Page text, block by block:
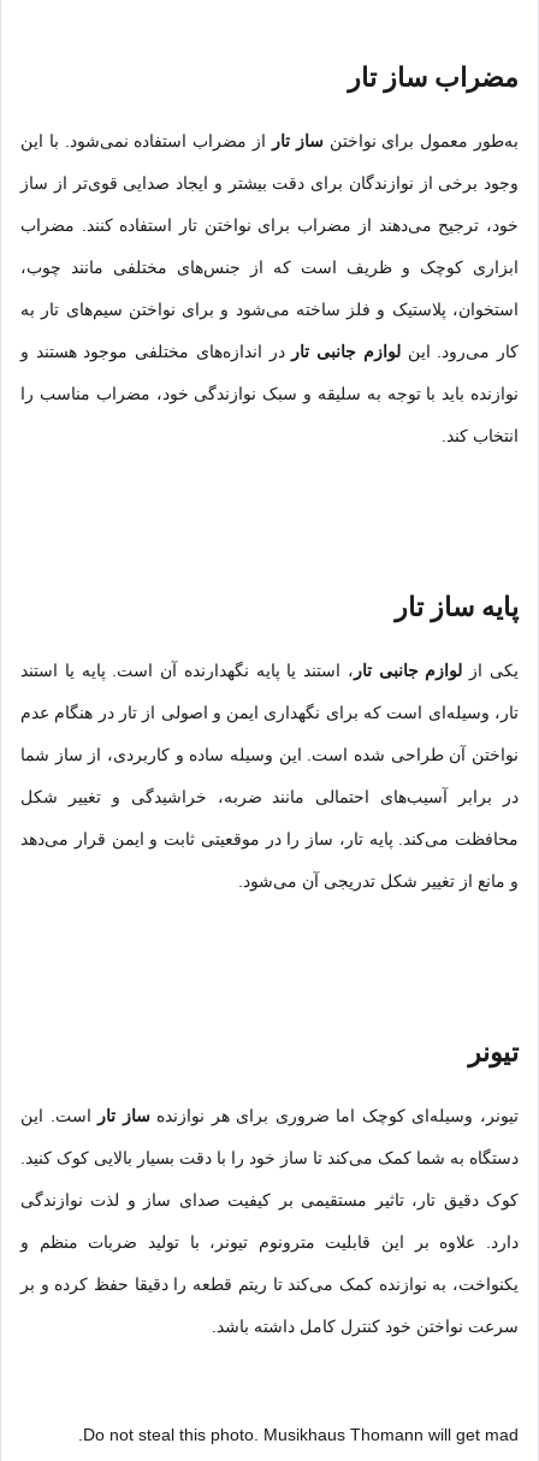
مضراب ساز تار
به‌طور معمول برای نواختنساز تار از مضراب استفاده نمی‌شود. با این
وجود برخی از نوازندگان برای دقت بیشتر و ایجاد صدایی قوی‌تر از ساز
خود، ترجیح می‌دهند از مضراب برای نواختن تار استفاده کنند. مضراب
ابزاری کوچک و ظریف است که از جنس‌های مختلفی مانند چوب،
استخوان، پلاستیک و فلز ساخته می‌شود و برای نواختن سیم‌های تار به
کار می‌رود. اینلوازم جانبی تار در اندازه‌های مختلفی موجود هستند و
نوازنده باید با توجه به سلیقه و سبک نوازندگی خود، مضراب مناسب را
انتخاب کند.
پایه ساز تار
یکی از لوازم جانبی تار ، استند یا پایه نگهدارنده آن است. پایه یا استند
تار، وسیله‌ای است که برای نگهداری ایمن و اصولی از تار در هنگام عدم
نواختن آن طراحی شده است. این وسیله ساده و کاربردی، از ساز شما
در برابر آسیب‌های احتمالی مانند ضربه، خراشیدگی و تغییر شکل
محافظت می‌کند. پایه تار، ساز را در موقعیتی ثابت و ایمن قرار می‌دهد
و مانع از تغییر شکل تدریجی آن می‌شود.
تیونر
تیونر، وسیله‌ای کوچک اما ضروری برای هر نوازندهساز تار است. این
دستگاه به شما کمک می‌کند تا ساز خود را با دقت بسیار بالایی کوک کنید.
کوک دقیق تار، تاثیر مستقیمی بر کیفیت صدای ساز و لذت نوازندگی
دارد. علاوه بر این قابلیت مترونوم تیونر، با تولید ضربات منظم و
یکنواخت، به نوازنده کمک می‌کند تا ریتم قطعه را دقیقا حفظ کرده و بر
سرعت نواختن خود کنترل کامل داشته باشد.
Do not steal this photo. Musikhaus Thomann will get mad.